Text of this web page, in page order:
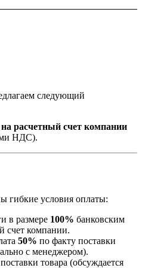
следующий
расчетный счет компании
НДС).
гибкие условия оплаты:
в размере 100% банковским
счет компании.
50% по факту поставки
с менеджером).
товара (обсуждается